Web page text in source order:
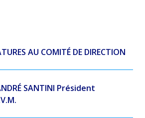
AU COMITÉ DE DIRECTION
SANTINI Président